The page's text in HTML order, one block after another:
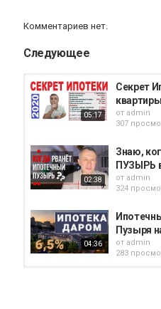
Комментариев нет.
Следующее
05:17
Секрет
от admin
307
02:38
Знаю,
ПУЗЫРЬ
от admin
324
04:36
Пузыря
от admin
283